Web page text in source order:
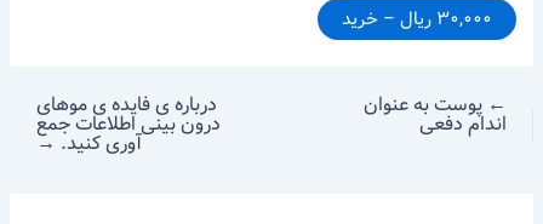
۳۰,۰۰۰ ریال – خرید
← پوست به عنوان
اندام دفعی
درباره ی فایده ی موهای
درون بینی اطلاعات جمع
آوری کنید. →